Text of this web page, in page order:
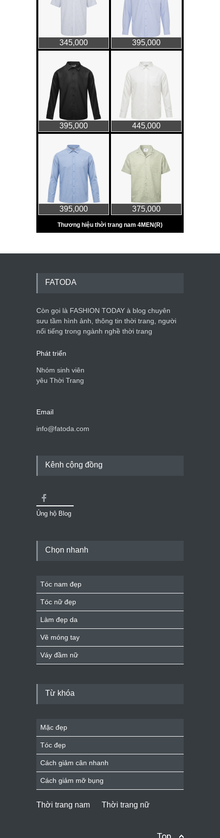
FATODA
Còn gọi là FASHION TODAY à blog chuyên
sưu tầm hình ảnh, thông tin thời trang, người
nổi tiếng trong ngành nghề thời trang
Phát triển
Nhóm sinh viên
yêu Thời Trang
Email
info@fatoda.com
Kênh cộng đồng
Ủng hộ Blog
Chọn nhanh
Tóc nam đẹp
Tóc nữ đẹp
Làm đẹp da
Vẽ móng tay
Váy đầm nữ
Từ khóa
Mặc đẹp
Tóc đẹp
Cách giảm cân nhanh
Cách giảm mỡ bụng
Thời trang nam Thời trang nữ